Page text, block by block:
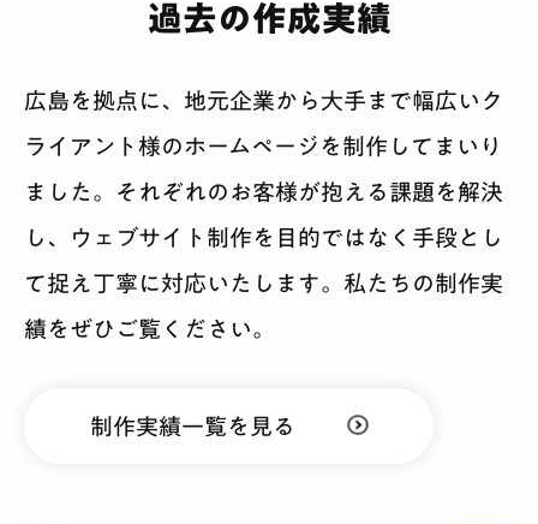
過去の作成実績
広島を拠点に、地元企業から大手まで幅広いク
ライアント様のホームページを制作してまいり
ました。それぞれのお客様が抱える課題を解決
し、ウェブサイト制作を目的ではなく手段とし
て捉え丁寧に対応いたします。私たちの制作実
績をぜひご覧ください。
制作実績一覧を見る